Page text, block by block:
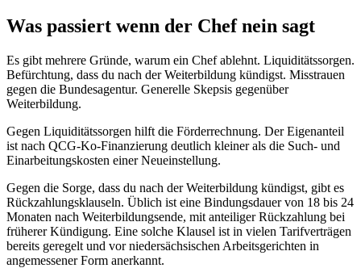
Was passiert wenn der Chef nein sagt
Es gibt mehrere Gründe, warum ein Chef ablehnt. Liquiditätssorgen.
Befürchtung, dass du nach der Weiterbildung kündigst. Misstrauen
gegen die Bundesagentur. Generelle Skepsis gegenüber
Weiterbildung.
Gegen Liquiditätssorgen hilft die Förderrechnung. Der Eigenanteil
ist nach QCG-Ko-Finanzierung deutlich kleiner als die Such- und
Einarbeitungskosten einer Neueinstellung.
Gegen die Sorge, dass du nach der Weiterbildung kündigst, gibt es
Rückzahlungsklauseln. Üblich ist eine Bindungsdauer von 18 bis 24
Monaten nach Weiterbildungsende, mit anteiliger Rückzahlung bei
früherer Kündigung. Eine solche Klausel ist in vielen Tarifverträgen
bereits geregelt und vor niedersächsischen Arbeitsgerichten in
angemessener Form anerkannt.